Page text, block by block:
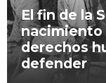
El fin de la
nacimiento
derechos
defender